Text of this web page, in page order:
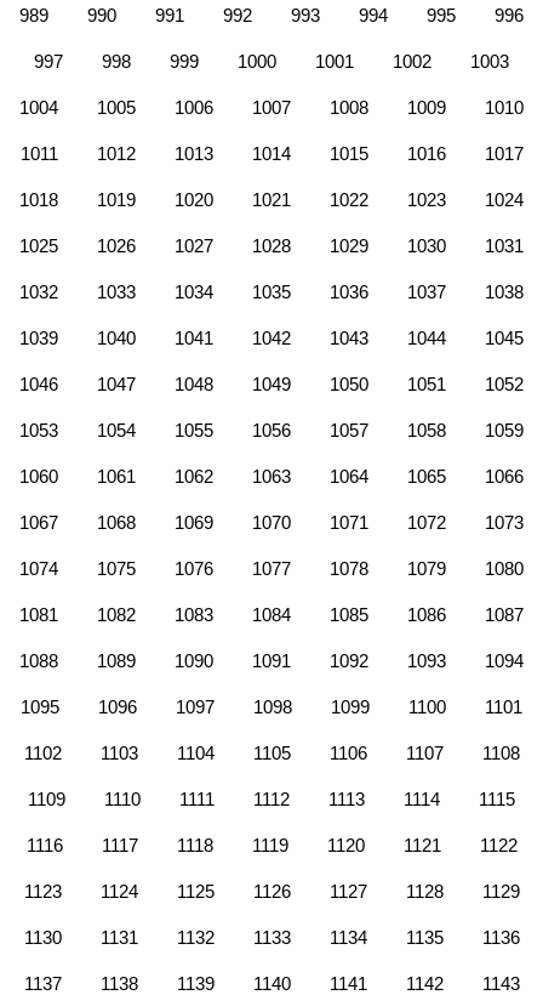
989 990 991 992 993 994 995 996
997 998 999 1000 1001 1002 1003
1004 1005 1006 1007 1008 1009 1010
1011 1012 1013 1014 1015 1016 1017
1018 1019 1020 1021 1022 1023 1024
1025 1026 1027 1028 1029 1030 1031
1032 1033 1034 1035 1036 1037 1038
1039 1040 1041 1042 1043 1044 1045
1046 1047 1048 1049 1050 1051 1052
1053 1054 1055 1056 1057 1058 1059
1060 1061 1062 1063 1064 1065 1066
1067 1068 1069 1070 1071 1072 1073
1074 1075 1076 1077 1078 1079 1080
1081 1082 1083 1084 1085 1086 1087
1088 1089 1090 1091 1092 1093 1094
1095 1096 1097 1098 1099 1100 1101
1102 1103 1104 1105 1106 1107 1108
1109 1110 1111 1112 1113 1114 1115
1116 1117 1118 1119 1120 1121 1122
1123 1124 1125 1126 1127 1128 1129
1130 1131 1132 1133 1134 1135 1136
1137 1138 1139 1140 1141 1142 1143